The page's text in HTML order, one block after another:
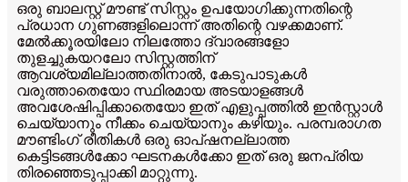
ഒരു ബാലസ്റ്റ് മൗണ്ട് സിസ്റ്റം ഉപയോഗിക്കുന്നതിന്റെ
പ്രധാന ഗുണങ്ങളിലൊന്ന് അതിന്റെ വഴക്കമാണ്.
മേൽക്കൂരയിലോ നിലത്തോ ദ്വാരങ്ങളോ
തുളച്ചുകയറലോ സിസ്റ്റത്തിന്
ആവശ്യമില്ലാത്തതിനാൽ, കേടുപാടുകൾ
വരുത്താതെയോ സ്ഥിരമായ അടയാളങ്ങൾ
അവശേഷിപ്പിക്കാതെയോ ഇത് എളുപ്പത്തിൽ ഇൻസ്റ്റാൾ
ചെയ്യാനും നീക്കം ചെയ്യാനും കഴിയും. പരമ്പരാഗത
മൗണ്ടിംഗ് രീതികൾ ഒരു ഓപ്ഷനല്ലാത്ത
കെട്ടിടങ്ങൾക്കോ ​​ഘടനകൾക്കോ ​​ഇത് ഒരു ജനപ്രിയ
തിരഞ്ഞെടുപ്പാക്കി മാറ്റുന്നു.